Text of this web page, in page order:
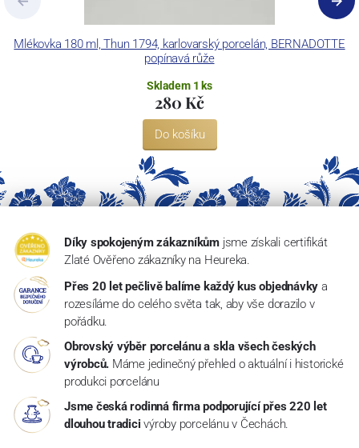
Mlékovka 180 ml, Thun 1794, karlovarský porcelán, BERNADOTTE
popínavá růže
Skladem 1 ks
280 Kč
Do košíku
Díky spokojeným zákazníkům jsme získali certifikát
Zlaté Ověřeno zákazníky na Heureka.
Přes 20 let pečlivě balíme každý kus objednávky a
rozesíláme do celého světa tak, aby vše dorazilo v
pořádku.
Obrovský výběr porcelánu a skla všech českých
výrobců. Máme jedinečný přehled o aktuální i historické
produkci porcelánu
Jsme česká rodinná firma podporující přes 220 let
dlouhou tradici výroby porcelánu v Čechách.